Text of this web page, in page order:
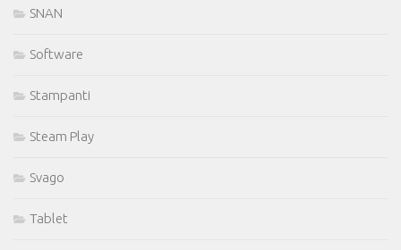
SNAN
Software
Stampanti
Steam Play
Svago
Tablet